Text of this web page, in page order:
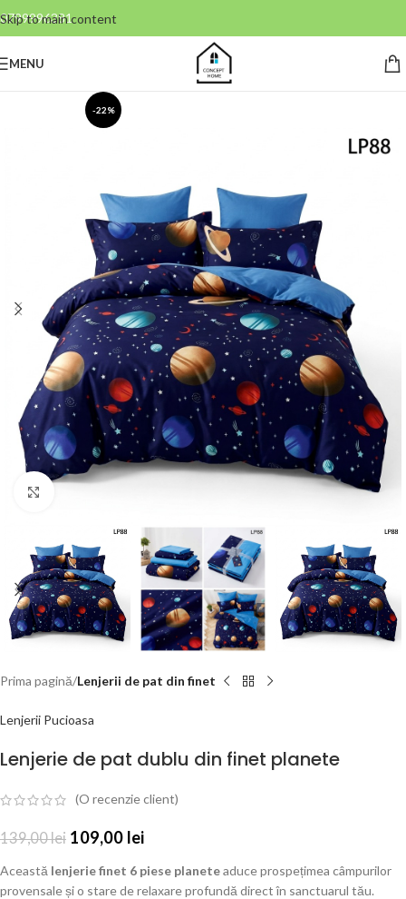
Skip to main content
0799996381
MENU
-22%
Prima pagină Lenjerii de pat din finet
Lenjerii Pucioasa
Lenjerie de pat dublu din finet planete
(O recenzie client)
139,00lei 109,00 lei
Această lenjerie finet 6 piese planeteaduce prospețimea câmpurilor
provensale și o stare de relaxare profundă direct în sanctuarul tău.